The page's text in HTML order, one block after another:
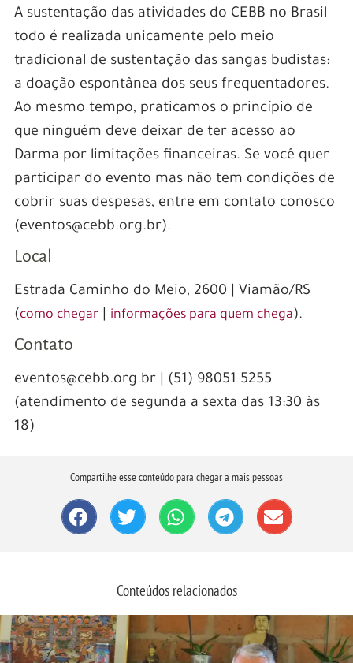
A sustentação das atividades do CEBB no Brasil
todo é realizada unicamente pelo meio
tradicional de sustentação das sangas budistas:
a doação espontânea dos seus frequentadores.
Ao mesmo tempo, praticamos o princípio de
que ninguém deve deixar de ter acesso ao
Darma por limitações financeiras. Se você quer
participar do evento mas não tem condições de
cobrir suas despesas, entre em contato conosco
(eventos@cebb.org.br).
Local
Estrada Caminho do Meio, 2600 | Viamão/RS
(como chegar| informações para quem chega).
Contato
eventos@cebb.org.br | (51) 98051 5255
(atendimento de segunda a sexta das 13:30 às
18)
Compartilhe esse conteúdo para chegar a mais pessoas
Conteúdos relacionados